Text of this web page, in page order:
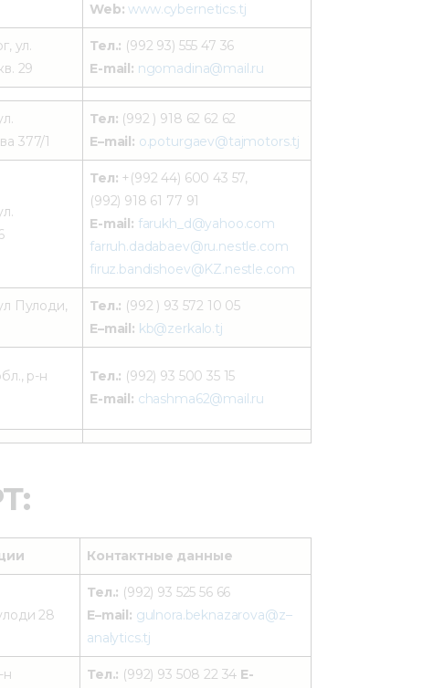
Web:www.cybernetics.tj
ул.
29
Тел.: (992 93) 555 47 36
E-mail: ngomadina@mail.ru
377/1
Тел: (992 ) 918 62 62 62
E–mail: o.poturgaev@tajmotors.tj
Тел: +(992 44) 600 43 57,
(992) 918 61 77 91
E-mail: farukh_d@yahoo.com
farruh.dadabaev@ru.nestle.com
firuz.bandishoev@KZ.nestle.com
Пулоди,
Тел.: (992 ) 93 572 10 05
E–mail: kb@zerkalo.tj
р-н
Тел.: (992) 93 500 35 15
E-mail: chashma62@mail.ru
Контактные данные
28
Тел.: (992) 93 525 56 66
E–mail: gulnora.beknazarova@z–
analytics.tj
н
Тел.: (992) 93 508 22 34 E-